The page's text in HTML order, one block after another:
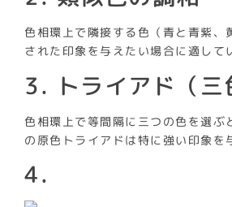
色相環上で隣接する色（青と青紫
された印象を与えたい場合に適して
3. トライアド（三
色相環上で等間隔に三つの色を選
の原色トライアドは特に強い印象を
4.